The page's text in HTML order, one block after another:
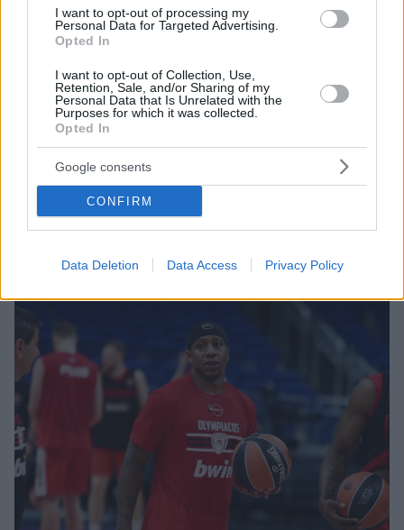
I want to opt-out of processing my
Personal Data for Targeted Advertising.
Opted In
I want to opt-out of Collection, Use,
Retention, Sale, and/or Sharing of my
Personal Data that Is Unrelated with the
Purposes for which it was collected.
Opted In
Google consents
CONFIRM
Data Deletion Data Access Privacy Policy
Η ιστορία πίσω από τα παπούτσια που θα φορέσει ο
Κάνααν στο Final Four
Ο σούτινγκ γκαρντ της ομάδας του Πειραιά θα
αγωνιστεί με ένα ιδιαίτερο ζευγάρι παπούτσια
24.05.2024, 09:33